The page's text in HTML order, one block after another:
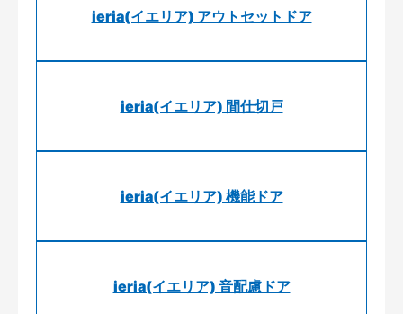
ieria(イエリア) アウトセットドア
ieria(イエリア) 間仕切戸
ieria(イエリア) 機能ドア
ieria(イエリア) 音配慮ドア